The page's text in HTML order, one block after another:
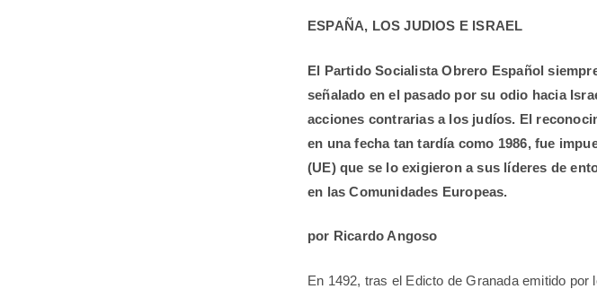
ESPAÑA, LOS JUDIOS E ISRAEL
El Partido Socialista Obrero Español
señalado en el pasado por su odio hacia
acciones contrarias a los judíos. El
en una fecha tan tardía como 1986, fue
(UE) que se lo exigieron a sus líderes de
en las Comunidades Europeas.
por Ricardo Angoso
En 1492, tras el Edicto de Granada emitido